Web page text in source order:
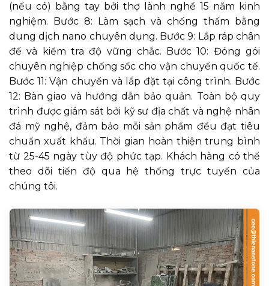
(nếu có) bằng tay bởi thợ lành nghề 15 năm kinh
nghiệm. Bước 8: Làm sạch và chống thấm bằng
dung dịch nano chuyên dụng. Bước 9: Lắp ráp chân
đế và kiểm tra độ vững chắc. Bước 10: Đóng gói
chuyên nghiệp chống sốc cho vận chuyển quốc tế.
Bước 11: Vận chuyển và lắp đặt tại công trình. Bước
12: Bàn giao và hướng dẫn bảo quản. Toàn bộ quy
trình được giám sát bởi kỹ sư địa chất và nghệ nhân
đá mỹ nghệ, đảm bảo mỗi sản phẩm đều đạt tiêu
chuẩn xuất khẩu. Thời gian hoàn thiện trung bình
từ 25-45 ngày tùy độ phức tạp. Khách hàng có thể
theo dõi tiến độ qua hệ thống trực tuyến của
chúng tôi.